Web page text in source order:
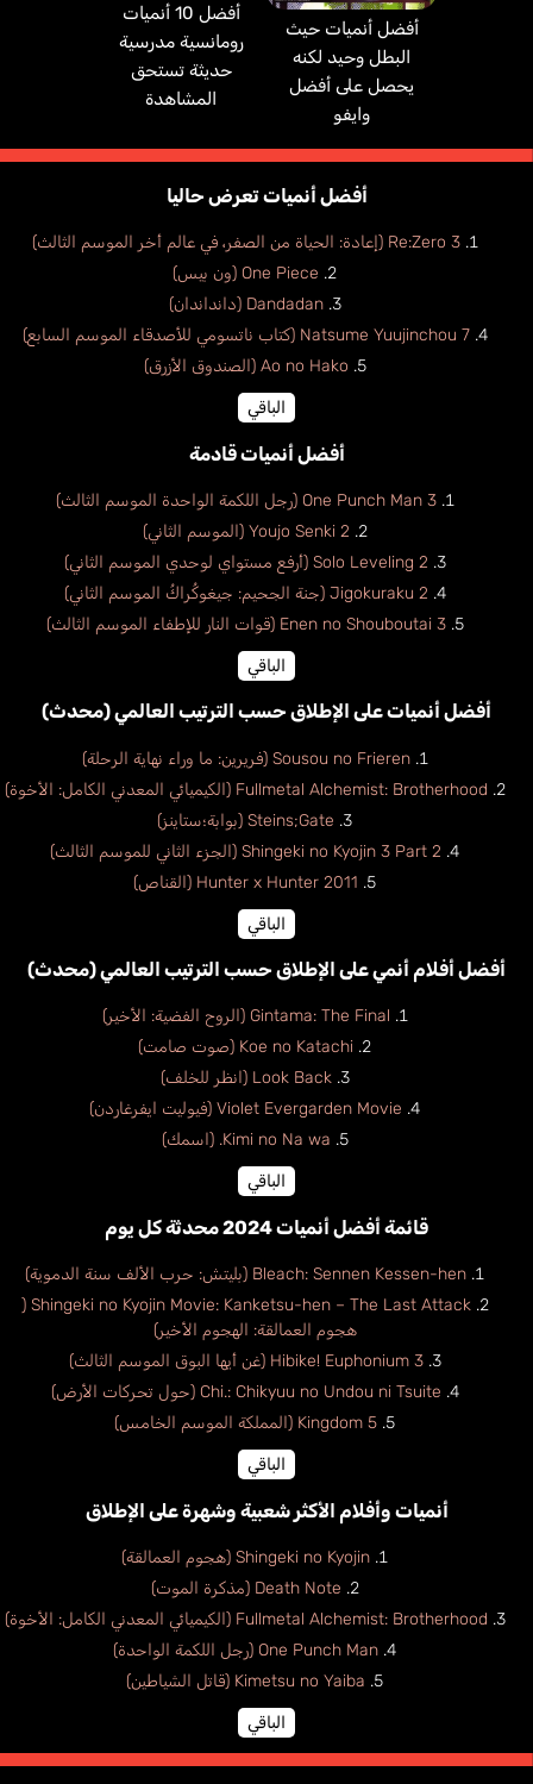
أفضل أنميات حيث
البطل وحيد لكنه
يحصل على أفضل
وايفو
أفضل 10 أنميات
رومانسية مدرسية
حديثة تستحق
المشاهدة
أفضل أنميات تعرض حاليا
Re:Zero 3 (إعادة: الحياة من الصفر، في عالم أخر الموسم الثالث)
One Piece (ون بيس)
Dandadan (دانداندان)
Natsume Yuujinchou 7 (كتاب ناتسومي للأصدقاء الموسم السابع)
Ao no Hako (الصندوق الأزرق)
الباقي
أفضل أنميات قادمة
One Punch Man 3 (رجل اللكمة الواحدة الموسم الثالث)
Youjo Senki 2 (الموسم الثاني)
Solo Leveling 2 (أرفع مستواي لوحدي الموسم الثاني)
Jigokuraku 2 (جنة الجحيم: جيغوكُراكُ الموسم الثاني)
Enen no Shouboutai 3 (قوات النار للإطفاء الموسم الثالث)
الباقي
أفضل أنميات على الإطلاق حسب الترتيب العالمي (محدث)
Sousou no Frieren (فريرين: ما وراء نهاية الرحلة)
Fullmetal Alchemist: Brotherhood (الكيميائي المعدني الكامل: الأخوة)
Steins;Gate (بوابة؛ستاينز)
Shingeki no Kyojin 3 Part 2 (الجزء الثاني للموسم الثالث)
Hunter x Hunter 2011 (القناص)
الباقي
أفضل أفلام أنمي على الإطلاق حسب الترتيب العالمي (محدث)
Gintama: The Final (الروح الفضية: الأخير)
Koe no Katachi (صوت صامت)
Look Back (انظر للخلف)
Violet Evergarden Movie (فيوليت ايفرغاردن)
Kimi no Na wa. (اسمك)
الباقي
قائمة أفضل أنميات 2024 محدثة كل يوم
Bleach: Sennen Kessen-hen (بليتش: حرب الألف سنة الدموية)
Shingeki no Kyojin Movie: Kanketsu-hen – The Last Attack (
هجوم العمالقة: الهجوم الأخير)
Hibike! Euphonium 3 (غن أيها البوق الموسم الثالث)
Chi.: Chikyuu no Undou ni Tsuite (حول تحركات الأرض)
Kingdom 5 (المملكة الموسم الخامس)
الباقي
أنميات وأفلام الأكثر شعبية وشهرة على الإطلاق
Shingeki no Kyojin (هجوم العمالقة)
Death Note (مذكرة الموت)
Fullmetal Alchemist: Brotherhood (الكيميائي المعدني الكامل: الأخوة)
One Punch Man (رجل اللكمة الواحدة)
Kimetsu no Yaiba (قاتل الشياطين)
الباقي